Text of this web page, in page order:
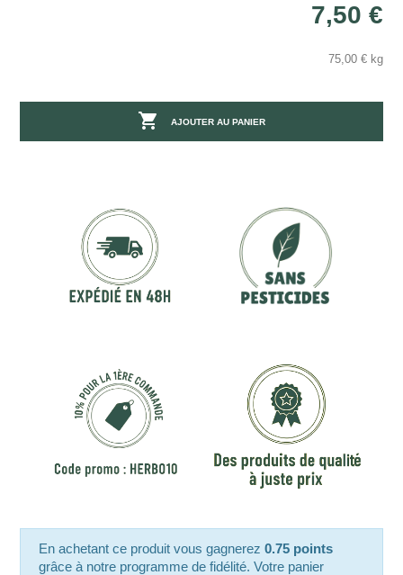
7,50 €
75,00 € kg
 AJOUTER AU PANIER
En achetant ce produit vous gagnerez0.75 points
grâce à notre programme de fidélité. Votre panier